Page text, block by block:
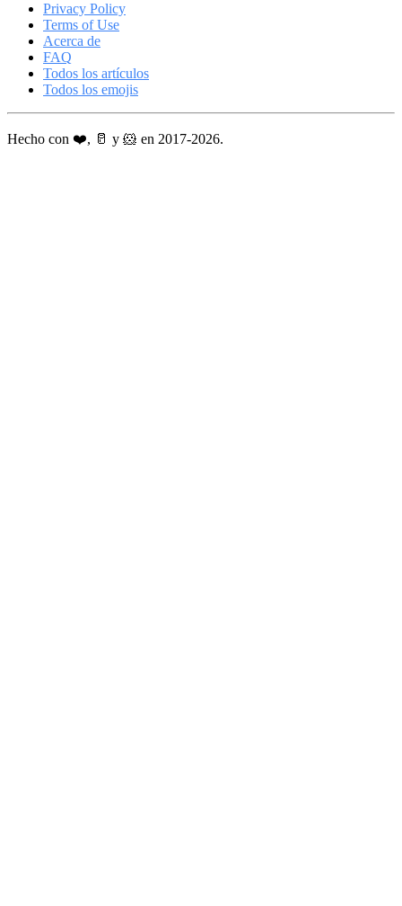
Privacy Policy
Terms of Use
Acerca de
FAQ
Todos los artículos
Todos los emojis
Hecho con ❤️, 🥛 y 🐹 en 2017-2026.